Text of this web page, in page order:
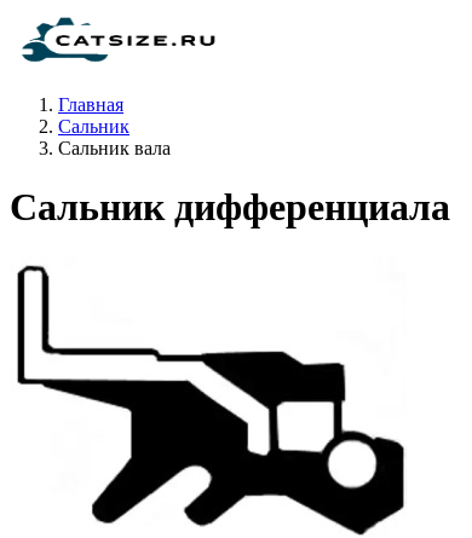
Главная
Сальник
Сальник вала
Сальник дифференциала